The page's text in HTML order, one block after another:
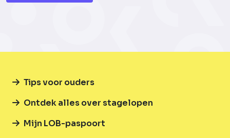
Tips voor ouders
Ontdek alles over stagelopen
Mijn LOB-paspoort